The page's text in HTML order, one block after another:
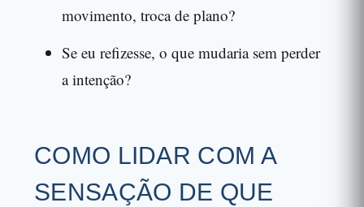
movimento, troca de plano?
Se eu refizesse, o que mudaria sem perder
a intenção?
COMO LIDAR COM A
SENSAÇÃO DE QUE